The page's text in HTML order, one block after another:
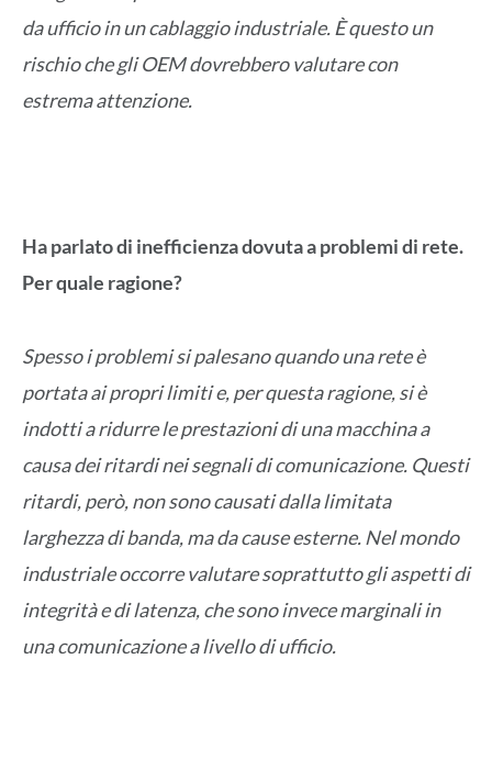
da ufficio in un cablaggio industriale. È questo un
rischio che gli OEM dovrebbero valutare con
estrema attenzione.
Ha parlato di inefficienza dovuta a problemi di rete.
Per quale ragione?
Spesso i problemi si palesano quando una rete è
portata ai propri limiti e, per questa ragione, si è
indotti a ridurre le prestazioni di una macchina a
causa dei ritardi nei segnali di comunicazione. Questi
ritardi, però, non sono causati dalla limitata
larghezza di banda, ma da cause esterne. Nel mondo
industriale occorre valutare soprattutto gli aspetti di
integrità e di latenza, che sono invece marginali in
una comunicazione a livello di ufficio.